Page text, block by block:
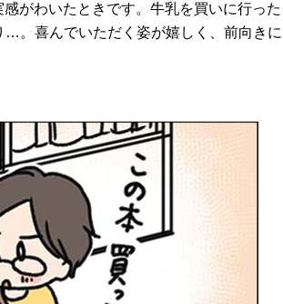
がわいたときです。牛乳を買いに行った
…。喜んでいただく姿が嬉しく、前向きに